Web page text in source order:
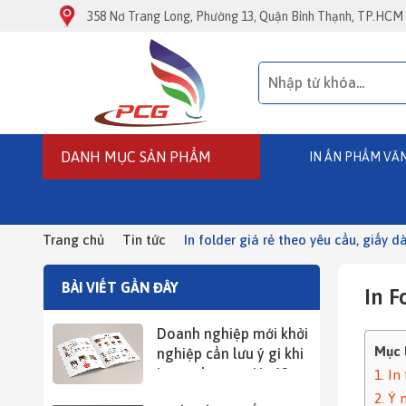
358 Nơ Trang Long, Phường 13, Quận Bình Thạnh, TP.HCM
DANH MỤC SẢN PHẨM IN ẤN PHẨM
Trang chủ Tin tức In folder giá rẻ theo yêu cầu, giấy
BÀI VIẾT GẦN ĐÂY
Doanh nghiệp mới khởi
nghiệp cần lưu ý gì khi
in catalogue giá rẻ?
In
Mục
1. In
2. Ý